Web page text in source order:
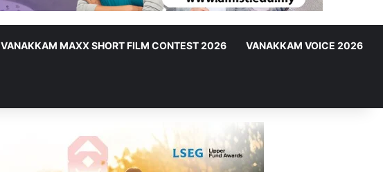
VANAKKAM MAXX SHORT FILM CONTEST 2026 VANAKKAM VOICE 2026